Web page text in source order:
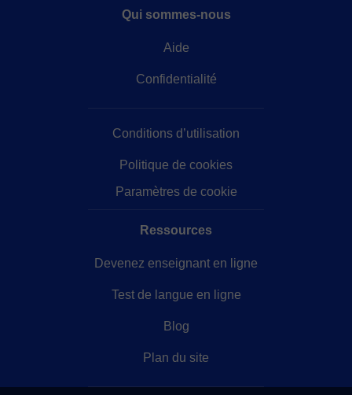
Qui sommes-nous
Aide
Confidentialité
Conditions d’utilisation
Politique de cookies
Paramètres de cookie
Ressources
Devenez enseignant en ligne
Test de langue en ligne
Blog
Plan du site